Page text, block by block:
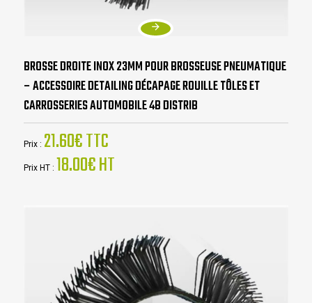
BROSSE DROITE INOX 23MM POUR BROSSEUSE PNEUMATIQUE
– ACCESSOIRE DETAILING DÉCAPAGE ROUILLE TÔLES ET
CARROSSERIES AUTOMOBILE 4B DISTRIB
Prix : 21.60€ TTC
Prix HT : 18.00€ HT